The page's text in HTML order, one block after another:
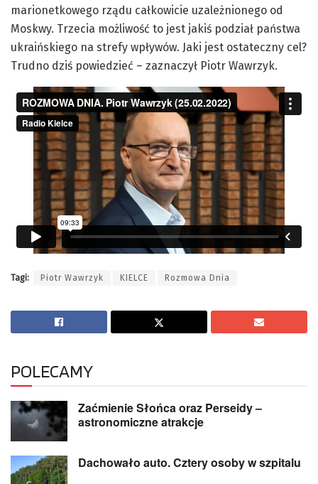
marionetkowego rządu całkowicie uzależnionego od
Moskwy. Trzecia możliwość to jest jakiś podział państwa
ukraińskiego na strefy wpływów. Jaki jest ostateczny cel?
Trudno dziś powiedzieć – zaznaczył Piotr Wawrzyk.
Tagi: Piotr Wawrzyk KIELCE Rozmowa Dnia
POLECAMY
Zaćmienie Słońca oraz Perseidy –
astronomiczne atrakcje
Dachowało auto. Cztery osoby w szpitalu